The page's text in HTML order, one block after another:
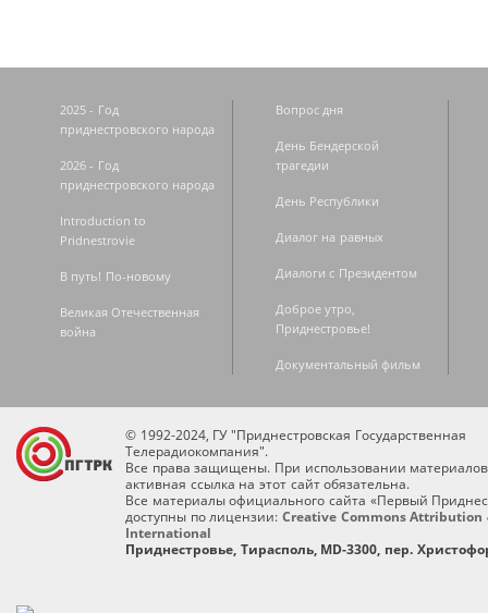
2025 - Год
приднестровского народа
2026 - Год
приднестровского народа
Introduction to
Pridnestrovie
В путь! По-новому
Великая Отечественная
война
Вопрос дня
День Бендерской
трагедии
День Республики
Диалог на равных
Диалоги с Президентом
Доброе утро,
Приднестровье!
Документальный фильм
© 1992-2024, ГУ "Приднестровская Государственная
Телерадиокомпания".
Все права защищены. При использовании
активная ссылка на этот сайт обязательна.
Все материалы официального сайта «Первый
доступны по лицензии: Creative Commons Attribution
International
Приднестровье, Тирасполь, MD-3300, пер.